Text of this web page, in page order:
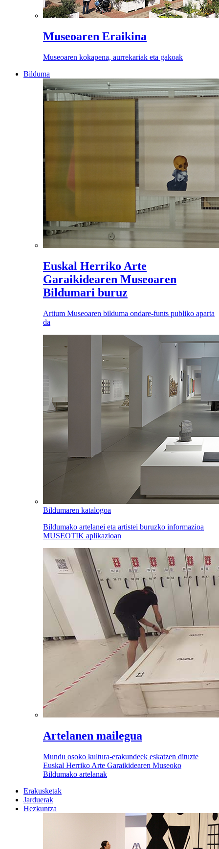
Museoaren Eraikina
Museoaren kokapena, aurrekariak eta gakoak
Bilduma
Euskal Herriko Arte
Garaikidearen Museoaren
Bildumari buruz
Artium Museoaren bilduma ondare-funts publiko aparta
da
Bildumaren katalogoa
Bildumako artelanei eta artistei buruzko informazioa
MUSEOTIK aplikazioan
Artelanen mailegua
Mundu osoko kultura-erakundeek eskatzen dituzte
Euskal Herriko Arte Garaikidearen Museoko
Bildumako artelanak
Erakusketak
Jarduerak
Hezkuntza